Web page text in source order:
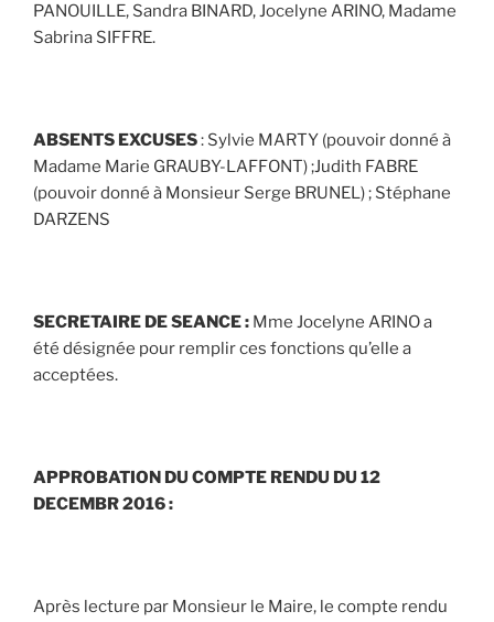
PANOUILLE, Sandra BINARD, Jocelyne ARINO, Madame
Sabrina SIFFRE.
ABSENTS EXCUSES: Sylvie MARTY (pouvoir donné à
Madame Marie GRAUBY-LAFFONT) ;Judith FABRE
(pouvoir donné à Monsieur Serge BRUNEL) ; Stéphane
DARZENS
SECRETAIRE DE SEANCE: Mme Jocelyne ARINO a
été désignée pour remplir ces fonctions qu’elle a
acceptées.
APPROBATION DU COMPTE RENDU DU 12
DECEMBR 2016 :
Après lecture par Monsieur le Maire, le compte rendu